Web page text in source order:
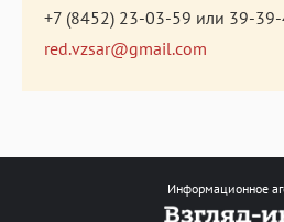
+7 (8452) 23-03-59 или 39-39-
red.vzsar@gmail.com
Информационное